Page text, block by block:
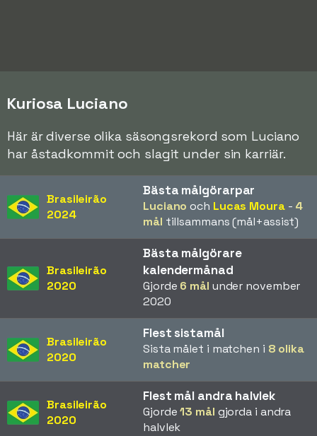
Kuriosa Luciano
Här är diverse olika säsongsrekord som Luciano
har åstadkommit och slagit under sin karriär.
Brasileirão
2024
Bästa målgörarpar
Luciano och Lucas Moura- 4
mål tillsammans (mål+assist)
Brasileirão
2020
Bästa målgörare
kalendermånad
Gjorde 6 mål under november
2020
Brasileirão
2020
Flest sistamål
Sista målet i matchen i 8 olika
matcher
Brasileirão
2020
Flest mål andra halvlek
Gjorde13 mål gjorda i andra
halvlek